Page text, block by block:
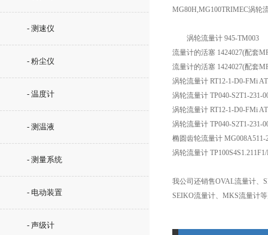
- 测速仪
- 粉尘仪
- 温度计
- 测温液
- 测量系统
- 电动装置
- 声级计
MG80H,MG100TRIMEC涡轮
涡轮流量计 945-TM003
流量计的活塞 1424027(配套
流量计的活塞 1424027(配套
涡轮流量计 RT12-1-D0-FMi
涡轮流量计 TP040-S2T1-231-
涡轮流量计 RT12-1-D0-FMi
涡轮流量计 TP040-S2T1-231-
椭圆齿轮流量计 MG008A511-
涡轮流量计
我公司还销售OVAL流量计、
SEIKO流量计、MKS流量计